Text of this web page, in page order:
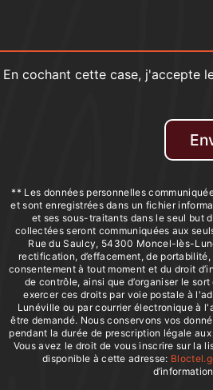
En cochant cette case, j'accepte
** Les données personnelles
et sont enregistrées dans un fichier
et ses sous-traitants dans le seul but
collectées seront communiquées aux
Rue du Saulcy, 54300 Moncel-lès-
rectification, d’effacement, de
consentement à tout moment et du droit
de contrôle, ainsi que d’organiser le
exercer ces droits par voie postale à
Lunéville ou par courrier électronique à
être demandé. Nous conservons vos
pendant la durée de prescription légale
Vous avez le droit de vous inscrire sur la
disponible à cette adresse: